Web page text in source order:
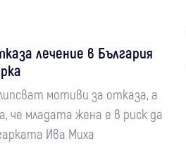
лечение в България
мотиви за отказа, а
че младата жена е в риск да
Ива Миха